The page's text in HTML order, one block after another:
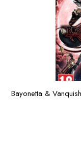
Bayonetta &